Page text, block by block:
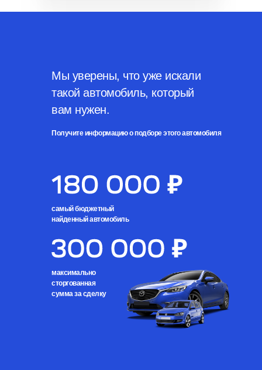
Мы уверены, что уже искали
такой автомобиль, который
вам нужен.
Получите информацию о подборе этого автомобиля
cамый бюджетный
найденный автомобиль
максимально
сторгованная
сумма за сделку